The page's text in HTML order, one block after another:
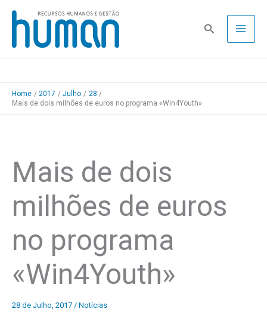
Skip
content
Pesquisa
Home 2017 Julho
28
Mais de dois milhões de euros no programa «Win4Youth»
Mais de dois
milhões de euros
no programa
«Win4Youth»
28 de Julho, 2017 / Notícias